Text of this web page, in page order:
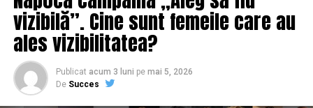
vizibilă”. Cine sunt femeile care au
ales vizibilitatea?
Publicat acum 3 luni pe mai 5, 2026
De Succes